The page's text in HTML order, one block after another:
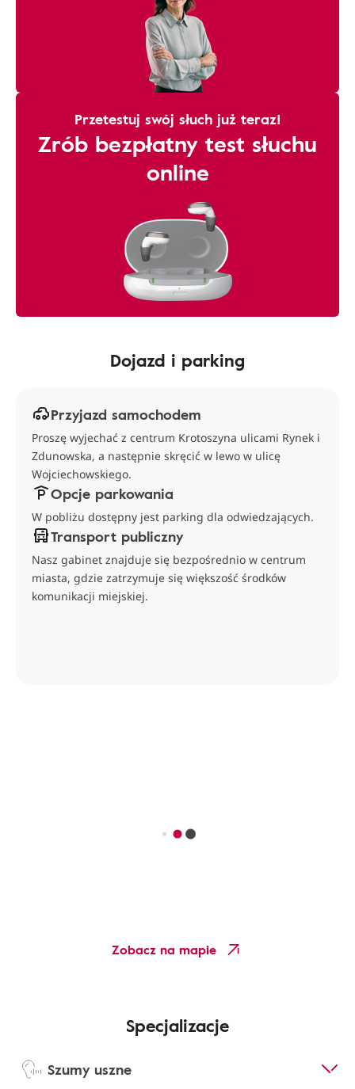
Przetestuj swój słuch już teraz!
Zrób bezpłatny test słuchu
online
Dojazd i parking
Przyjazd samochodem
Proszę wyjechać z centrum Krotoszyna ulicami Rynek i
Zdunowska, a następnie skręcić w lewo w ulicę
Wojciechowskiego.
Opcje parkowania
W pobliżu dostępny jest parking dla odwiedzających.
Transport publiczny
Nasz gabinet znajduje się bezpośrednio w centrum
miasta, gdzie zatrzymuje się większość środków
komunikacji miejskiej.
Zobacz na mapie
Specjalizacje
Szumy uszne